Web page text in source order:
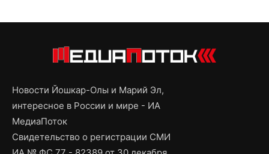
Новости Йошкар-Олы и Марий Эл,
интересное в России и мире - ИА
МедиаПоток
Свидетельство о регистрации СМИ